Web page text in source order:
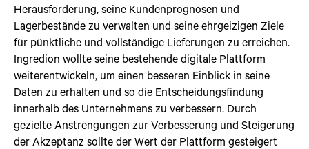
Herausforderung, seine Kundenprognosen und
Lagerbestände zu verwalten und seine ehrgeizigen Ziele
für pünktliche und vollständige Lieferungen zu erreichen.
Ingredion wollte seine bestehende digitale Plattform
weiterentwickeln, um einen besseren Einblick in seine
Daten zu erhalten und so die Entscheidungsfindung
innerhalb des Unternehmens zu verbessern. Durch
gezielte Anstrengungen zur Verbesserung und Steigerung
der Akzeptanz sollte der Wert der Plattform gesteigert